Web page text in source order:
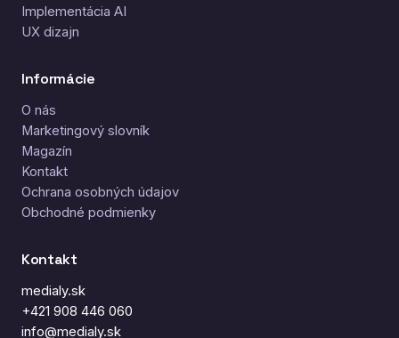
Implementácia AI
UX dizajn
Informácie
O nás
Marketingový slovník
Magazín
Kontakt
Ochrana osobných údajov
Obchodné podmienky
Kontakt
medialy.sk
+421 908 446 060
info@medialy.sk